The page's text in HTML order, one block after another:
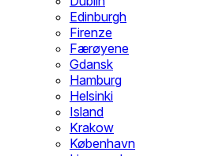
Edinburgh
Firenze
Færøyene
Gdansk
Hamburg
Helsinki
Island
Krakow
København